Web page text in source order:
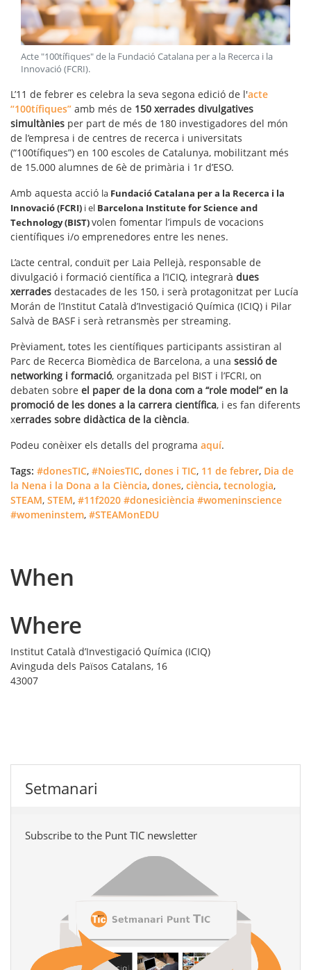
Acte "100tífiques" de la Fundació Catalana per a la Recerca i la
Innovació (FCRI).
L’11 de febrer es celebra la seva segona edició de l'acte
“100tífiques” amb més de 150 xerrades divulgatives
simultànies per part de més de 180 investigadores del món
de l’empresa i de centres de recerca i universitats
(“100tífiques”) en 100 escoles de Catalunya, mobilitzant més
de 15.000 alumnes de 6è de primària i 1r d’ESO.
Amb aquesta acció la Fundació Catalana per a la Recerca i la
Innovació (FCRI) i el Barcelona Institute for Science and
Technology (BIST)volen fomentar l’impuls de vocacions
científiques i/o emprenedores entre les nenes.
L’acte central, conduït per Laia Pellejà, responsable de
divulgació i formació científica a l’ICIQ, integrarà dues
xerrades destacades de les 150, i serà protagonitzat per Lucía
Morán de l’Institut Català d’Investigació Química (ICIQ) i Pilar
Salvà de BASF i serà retransmès per streaming.
Prèviament, totes les científiques participants assistiran al
Parc de Recerca Biomèdica de Barcelona, a una sessió de
networking i formació, organitzada pel BIST i l’FCRI, on
debaten sobre el paper de la dona com a “role model” en la
promoció de les dones a la carrera científica, i es fan diferents
xerrades sobre didàctica de la ciència.
Podeu conèixer els detalls del programa aquí.
Tags: #donesTIC, #NoiesTIC, dones i TIC, 11 de febrer, Dia de
la Nena i la Dona a la Ciència, dones, ciència, tecnologia,
STEAM, STEM, #11f2020 #donesiciència #womeninscience
#womeninstem, #STEAMonEDU
When
Where
Institut Català d’Investigació Química (ICIQ)
Avinguda dels Països Catalans, 16
43007
Setmanari
Subscribe to the Punt TIC newsletter